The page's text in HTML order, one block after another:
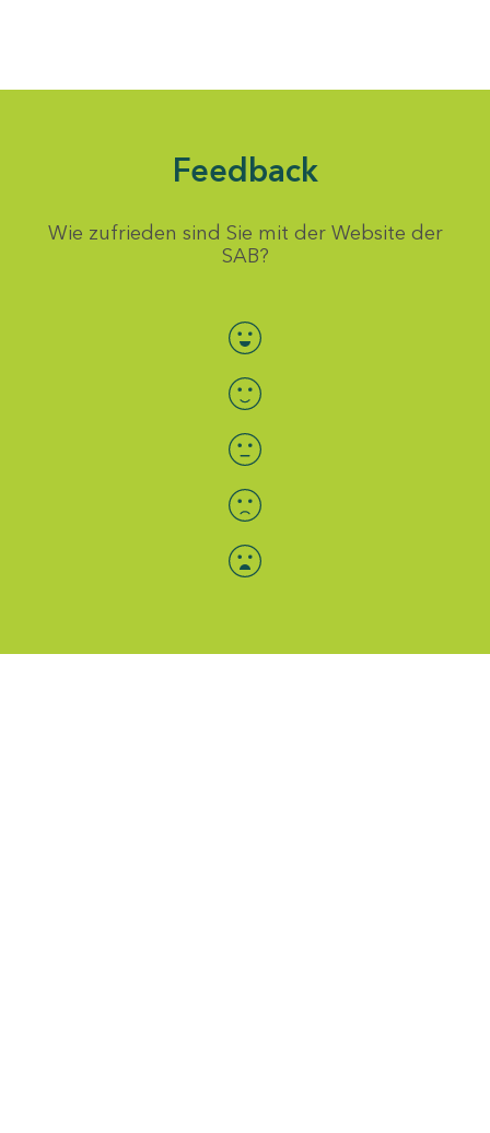
Feedback
Wie zufrieden sind Sie mit der Website der
SAB?
Bewertung auswählen